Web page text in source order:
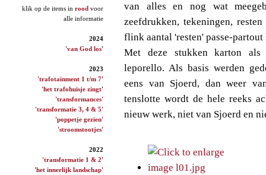
klik op de items in rood voor
alle informatie
2024
'van God los'
2023
'trafotainment 1 t/m 7'
'het trafohuisje zingt'
'transformances'
'transformatie 3, 4 & 5'
'poppetje gezien'
'stroomstootjes'
2022
'transformatie 1 & 2'
'het innerlijk landschap'
van alles en nog wat
zeefdrukken, tekeningen,
flink aantal 'resten' passe-
Met deze stukken karton als
leporello. Als basis werden
eens van Sjoerd, dan weer
tenslotte wordt de hele reeks
nieuw werk, niet van Sjoerd en